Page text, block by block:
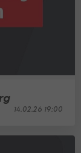
14.02.26 19:00